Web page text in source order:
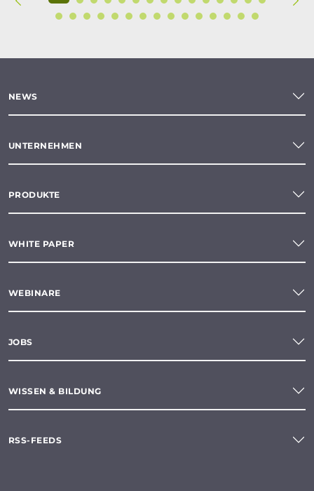
NEWS
UNTERNEHMEN
PRODUKTE
WHITE PAPER
WEBINARE
JOBS
WISSEN & BILDUNG
RSS-FEEDS